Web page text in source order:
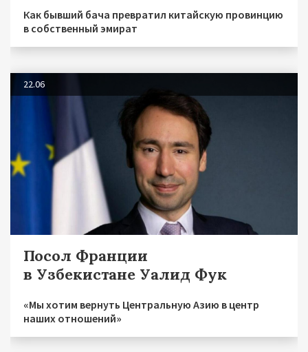
Как бывший бача превратил китайскую провинцию
в собственный эмират
22.06
Посол Франции
в Узбекистане Уалид Фук
«Мы хотим вернуть Центральную Азию в центр
наших отношений»